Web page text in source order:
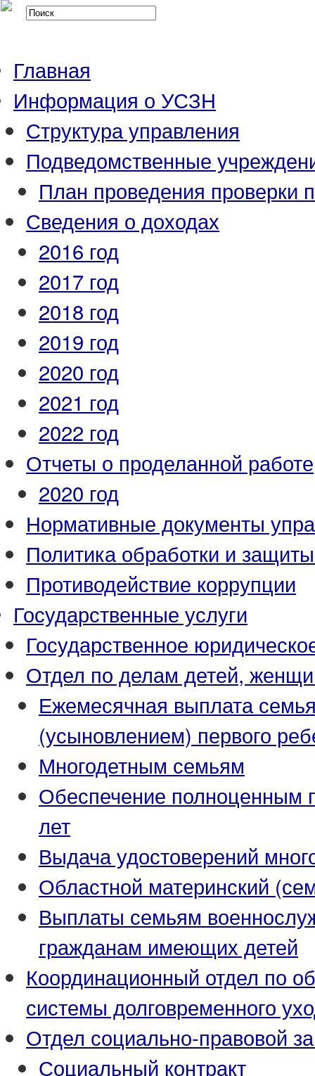
Главная
Информация о УСЗН
Структура управления
Подведомственные
План проведения проверки
Сведения о доходах
2016 год
2017 год
2018 год
2019 год
2020 год
2021 год
2022 год
Отчеты о проделанной работе
2020 год
Нормативные документы
Политика обработки и
Противодействие коррупции
Государственные услуги
Государственное
Отдел по делам детей,
Ежемесячная выплата
(усыновлением) первого
Многодетным семьям
Обеспечение полноценным
лет
Выдача удостоверений
Областной материнский
Выплаты семьям
гражданам имеющих детей
Координационный отдел по
системы долговременного
Отдел социально-правовой
Социальный контракт